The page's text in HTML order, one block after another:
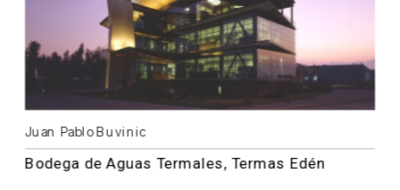
Juan Pablo Buvinic
Bodega de Aguas Termales, Termas Edén